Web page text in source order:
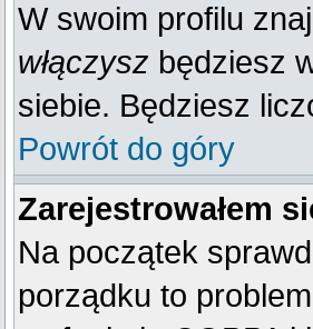
W swoim profilu
włączysz będziesz
siebie. Będziesz
Powrót do góry
Zarejestrowałem
Na początek
porządku to